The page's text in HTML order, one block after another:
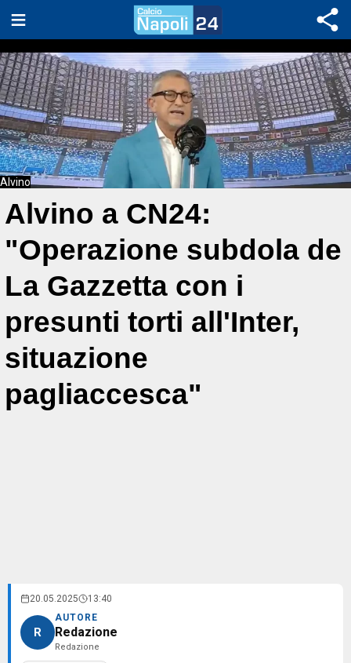
Alvino
Alvino a CN24:
"Operazione subdola de
La Gazzetta con i
presunti torti all'Inter,
situazione
pagliaccesca"
20.05.2025 13:40
R
AUTORE
Redazione
Redazione